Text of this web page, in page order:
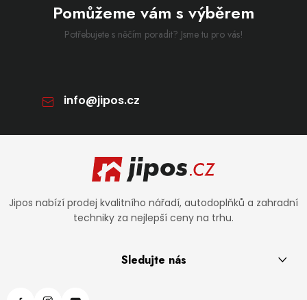
Pomůžeme vám s výběrem
Potřebujete s něčím poradit? Jsme tu pro vás!
info@jipos.cz
Zápatí
Jipos nabízí prodej kvalitního nářadí, autodoplňků a zahradní
techniky za nejlepší ceny na trhu.
Sledujte nás